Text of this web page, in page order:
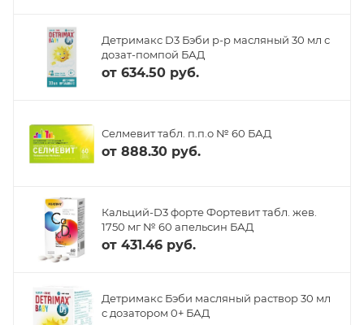
Детримакс D3 Бэби р-р масляный 30 мл с
дозат-помпой БАД
от 634.50 руб.
Селмевит табл. п.п.о № 60 БАД
от 888.30 руб.
Кальций-D3 форте Фортевит табл. жев.
1750 мг № 60 апельсин БАД
от 431.46 руб.
Детримакс Бэби масляный раствор 30 мл
с дозатором 0+ БАД